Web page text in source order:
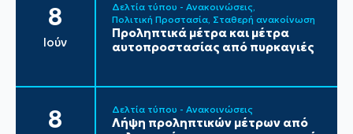
8
Ιούν
Δελτία τύπου - Ανακοινώσεις
Πολιτική Προστασία Σταθερή ανακοίνωση
Προληπτικά μέτρα και μέτρα
αυτοπροστασίας από πυρκαγιές
8 Δελτία τύπου - Ανακοινώσεις
Λήψη προληπτικών μέτρων από